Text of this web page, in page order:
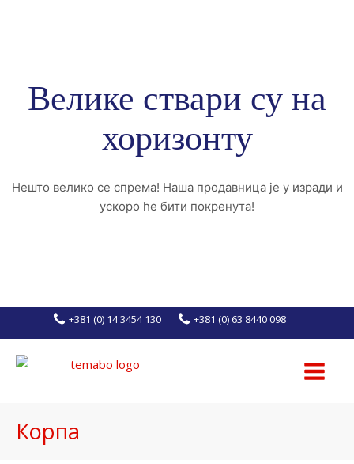
Велике ствари су на
хоризонту
Нешто велико се спрема! Наша продавница је у изради и
ускоро ће бити покренута!
+381 (0) 14 3454 130 +381 (0) 63 8440 098
Корпа